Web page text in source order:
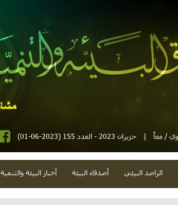
/ معاً | حزيران 2023 - العدد 155 (2023-06-01)
الراصد البيئي أصدقاء البيئة أخبار البيئة والتنمية